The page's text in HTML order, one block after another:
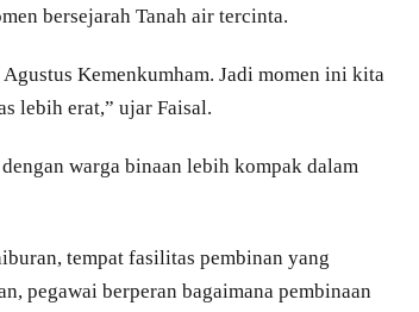
bersejarah Tanah air tercinta.
Kemenkumham. Jadi momen ini kita
lebih erat,” ujar Faisal.
warga binaan lebih kompak dalam
tempat fasilitas pembinan yang
pegawai berperan bagaimana pembinaan